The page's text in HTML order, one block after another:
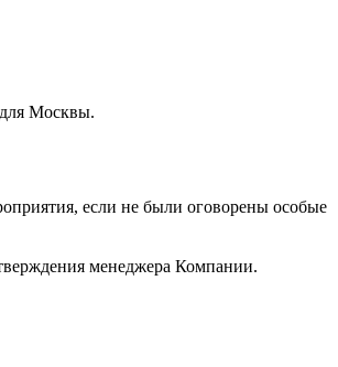
для Москвы.
если не были оговорены особые
менеджера Компании.